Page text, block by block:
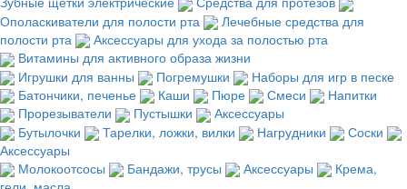
Ополаскиватели для полости рта
Лечебные средства для
полости рта
Аксессуары для ухода за полостью рта
Витамины для активного образа жизни
Игрушки для ванны
Погремушки
Наборы для игр в песке
Батончики, печенье
Каши Пюре Смеси
Напитки
Прорезыватели
Пустышки
Аксессуары
Бутылочки
Тарелки, ложки, вилки Нагрудники
Соски
Аксессуары
Молокоотсосы
Бандажи, трусы Аксессуары
Крема,